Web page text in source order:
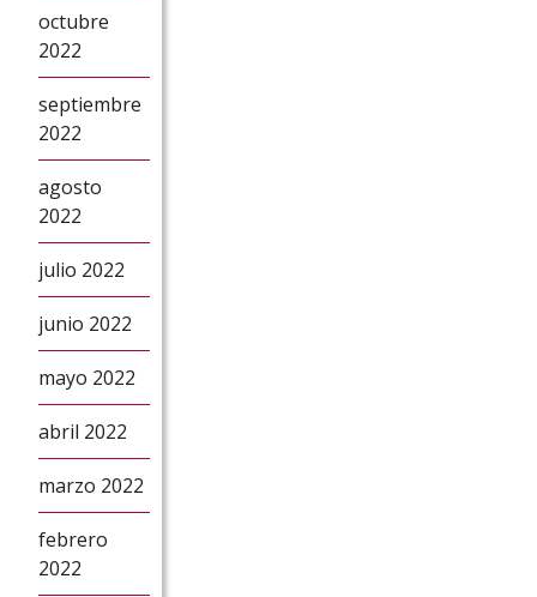
octubre
2022
septiembre
2022
agosto
2022
julio 2022
junio 2022
mayo 2022
abril 2022
marzo 2022
febrero
2022